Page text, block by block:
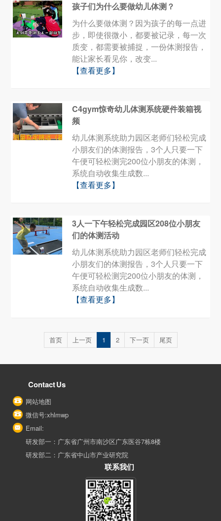
孩子们为什么要做幼儿体测？
为什么要做体测？因为孩子的每一点进
步，即使很微小，都要被记录，每一次
质变，都需要被捕捉，一份体测报告，
能让家长看见你，改变...
【查看更多】
C4gym惊奇幼儿体测系统硬件装箱视
频
幼儿体测系统助力园区老师们轻松完成
小朋友们的体测报告，3个人只要一下
午便可轻松测完200位小朋友的体测，
系统自动收集生成数...
【查看更多】
3人一下午轻松完成园区208位小朋友
们的体测活动
幼儿体测系统助力园区老师们轻松完成
小朋友们的体测报告，3个人只要一下
午便可轻松测完200位小朋友的体测，
系统自动收集生成数...
【查看更多】
首页 上一页 1 2 下一页 尾页
Contact Us
网站地图
微信号:xhlmwp
Email:
研发部一：广东省广州市南沙区广东医谷7栋8楼
研发部二：广东省中山市产业研究院
联系我们